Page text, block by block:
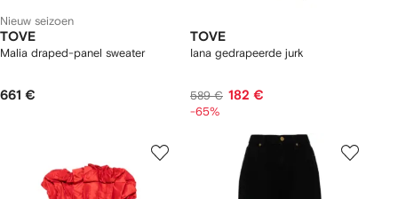
Nieuw seizoen
TOVE
Malia draped-panel sweater
661 €
TOVE
Iana gedrapeerde jurk
589 € 182 €
-65%